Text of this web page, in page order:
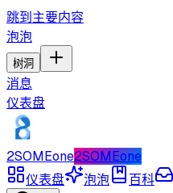
跳到主要内容
泡泡
树洞
消息
仪表盘
2SOMEone2SOMEone
仪表盘
泡泡 百科